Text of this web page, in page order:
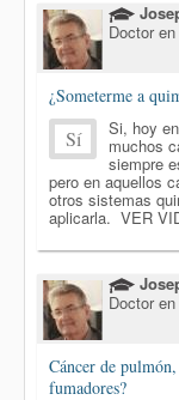
Doctor
¿Someterme a
Sí Si, hoy
muchos
siempre
pero en aquellos
otros sistemas
aplicarla. VER
Doctor
Cáncer de
fumadores?